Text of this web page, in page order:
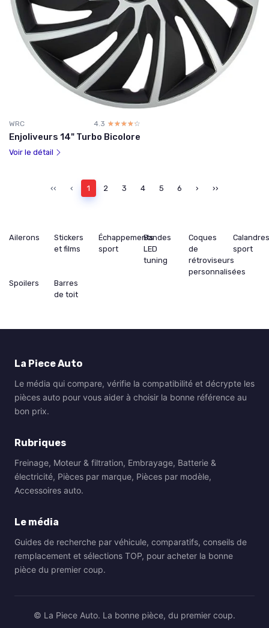
WRC 4.3 ☆☆☆☆☆
★★★★★
Enjoliveurs 14" Turbo Bicolore
Voir le détail
‹‹ ‹ 1 2 3 4 5 6 › ››
Ailerons
Stickers
et films
Échappements
sport
Bandes
LED
tuning
Coques
de
rétroviseurs
personnalisées
sport
Spoilers
Barres
de toit
La Piece Auto
Le média qui compare, vérifie la compatibilité et décrypte les
pièces auto pour vous aider à choisir la bonne référence au
bon prix.
Rubriques
Freinage, Moteur & filtration, Embrayage, Batterie &
électricité, Pièces par marque, Pièces par modèle,
Accessoires auto.
Le média
Guides de recherche par véhicule, comparatifs, conseils de
remplacement et sélections TOP, pour acheter la bonne
pièce du premier coup.
© La Piece Auto. La bonne pièce, du premier coup.